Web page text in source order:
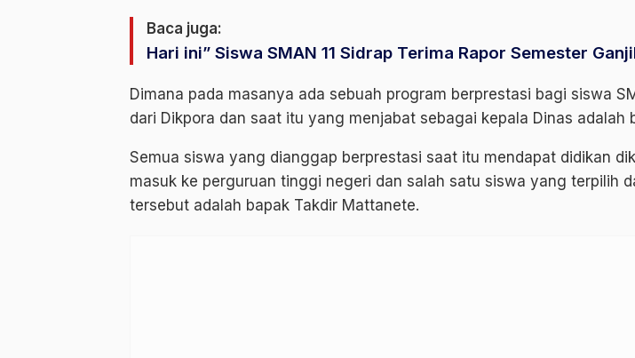
Baca juga:
Hari ini” Siswa SMAN 11 Sidrap Terima Rapor Semester
Dimana pada masanya ada sebuah program berprestasi bagi siswa
dari Dikpora dan saat itu yang menjabat sebagai kepala Dinas adalah
Semua siswa yang dianggap berprestasi saat itu mendapat didikan
masuk ke perguruan tinggi negeri dan salah satu siswa yang terpilih
tersebut adalah bapak Takdir Mattanete.